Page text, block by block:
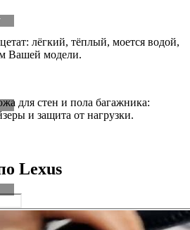
лёгкий, тёплый, моется водой,
Вашей модели.
для стен и пола багажника:
и защита от нагрузки.
Lexus